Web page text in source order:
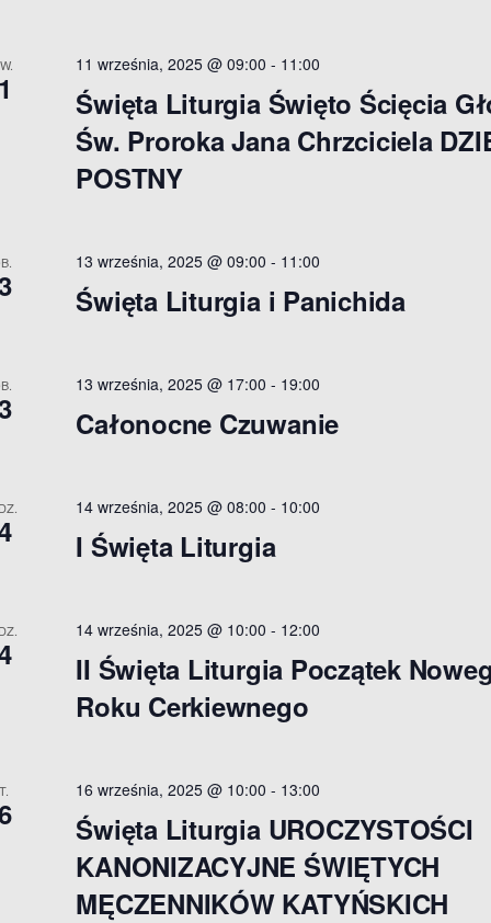
11 września, 2025 @ 09:00 - 11:00
Święta Liturgia Święto Ścięcia
Św. Proroka Jana Chrzciciela
POSTNY
13 września, 2025 @ 09:00 - 11:00
Święta Liturgia i Panichida
13 września, 2025 @ 17:00 - 19:00
Całonocne Czuwanie
14 września, 2025 @ 08:00 - 10:00
I Święta Liturgia
14 września, 2025 @ 10:00 - 12:00
II Święta Liturgia Początek
Roku Cerkiewnego
16 września, 2025 @ 10:00 - 13:00
Święta Liturgia UROCZYSTOŚCI
KANONIZACYJNE ŚWIĘTYCH
MĘCZENNIKÓW KATYŃSKICH